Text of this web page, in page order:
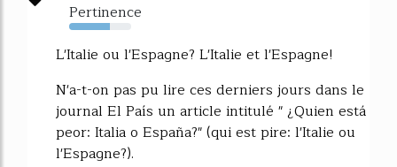
Pertinence
65%
L'Italie ou l'Espagne? L'Italie et l'Espagne!
N'a-t-on pas pu lire ces derniers jours dans le
journal El País un article intitulé " ¿Quien está
peor: Italia o España?" (qui est pire: l'Italie ou
l'Espagne?).